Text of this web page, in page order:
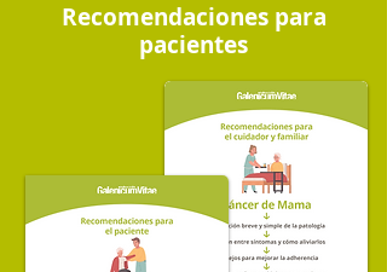
Recomendaciones para
pacientes